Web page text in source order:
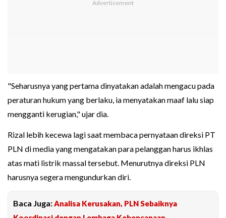
"Seharusnya yang pertama dinyatakan adalah mengacu pada
peraturan hukum yang berlaku, ia menyatakan maaf lalu siap
mengganti kerugian," ujar dia.
Rizal lebih kecewa lagi saat membaca pernyataan direksi PT
PLN di media yang mengatakan para pelanggan harus ikhlas
atas mati listrik massal tersebut. Menurutnya direksi PLN
harusnya segera mengundurkan diri.
Baca Juga:Analisa Kerusakan, PLN Sebaiknya